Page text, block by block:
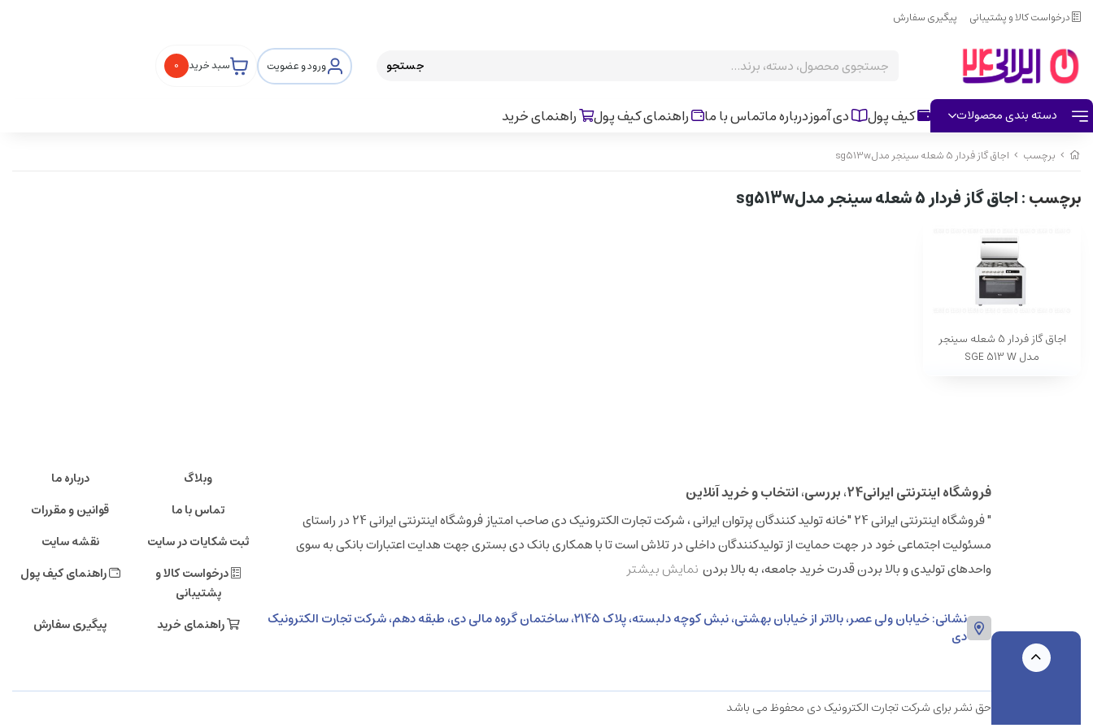
درخواست کالا و پشتیبانی پیگیری سفارش
جستجو ورود و عضویت سبد خرید 0
دسته بندی محصولات کیف پول دی آموزدرباره ماتماس با ما راهنمای کیف پول راهنمای خرید
برچسب اجاق گاز فردار 5 شعله سینجر مدلsg513w
برچسب: اجاق گاز فردار 5 شعله سینجر مدلsg513w
اجاق گاز فردار 5 شعله سینجر
مدل SGE 513 W
فروشگاه اینترنتی ایرانی24، بررسی، انتخاب و خرید آنلاین
" فروشگاه اینترنتی ایرانی 24 "خانه تولید کنندگان پرتوان ایرانی ، شرکت تجارت الکترونیک دی صاحب امتیاز فروشگاه اینترنتی ایرانی 24 در راستای
مسئولیت اجتماعی خود در جهت حمایت از تولیدکنندگان داخلی در تلاش است تا با همکاری بانک دی بستری جهت هدایت اعتبارات بانکی به سوی
واحدهای تولیدی و بالا بردن قدرت خرید جامعه، به بالا بردن نمایش بیشتر
نشانی: خیابان ولی عصر، بالاتر از خیابان بهشتی، نبش کوچه دلبسته، پلاک 2145، ساختمان گروه مالی دی، طبقه دهم، شرکت تجارت الکترونیک
دی
وبلاگ
درباره ما
تماس با ما
قوانین و مقررات
ثبت شکایات در سایت
نقشه سایت
درخواست کالا و
پشتیبانی
راهنمای کیف پول
راهنمای خرید پیگیری سفارش
حق نشر برای شرکت تجارت الکترونیک دی محفوظ می باشد